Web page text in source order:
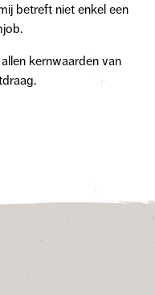
betreft niet enkel een
kernwaarden van